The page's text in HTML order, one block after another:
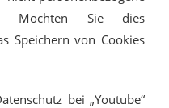
Möchten Sie dies
Speichern von Cookies
bei „Youtube“